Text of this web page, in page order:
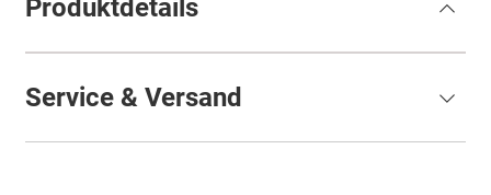
Produktdetails
Service & Versand